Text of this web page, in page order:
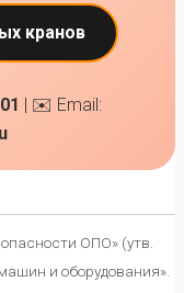
кранов
| ✉️ Email:
ОПО» (утв.
и оборудования».